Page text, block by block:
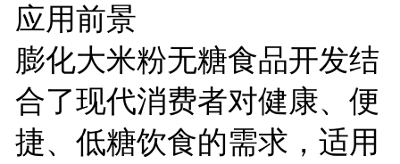
应用前景
膨化大米粉无糖食品开发结
合了现代消费者对健康、便
捷、低糖饮食的需求，适用